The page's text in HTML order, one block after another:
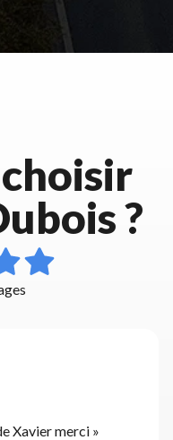
?
Xavier merci »